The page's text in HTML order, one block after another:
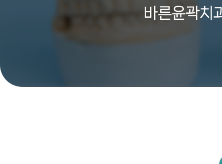
바른윤곽치